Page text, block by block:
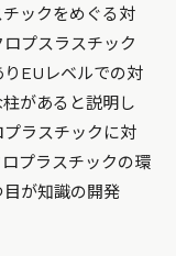
ックをめぐる対
プスラスチック
EUレベルでの対
があると説明し
ラスチックに対
プラスチックの環
が知識の開発